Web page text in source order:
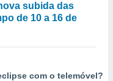
subida das
de 10 a 16 de
com o telemóvel?